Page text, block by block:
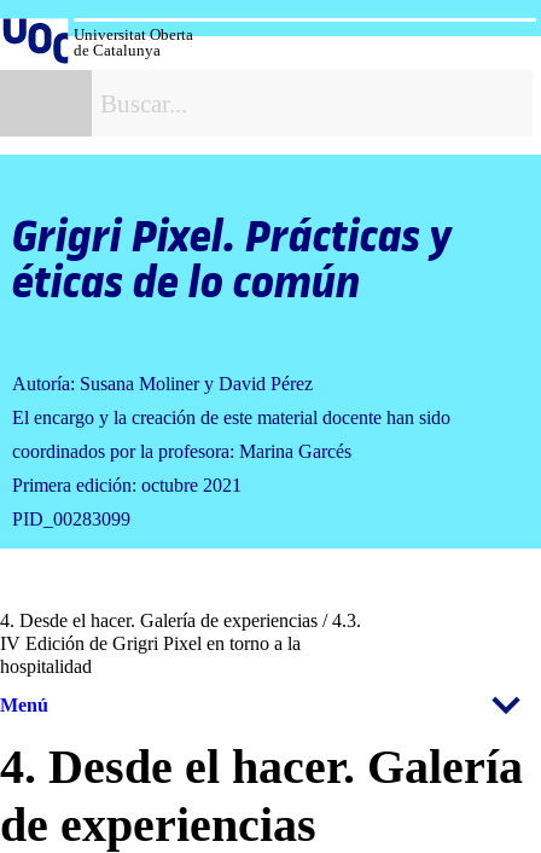
al
contenido
Universitat Oberta
de Catalunya
Grigri Pixel. Prácticas y
éticas de lo común
Autoría: Susana Moliner y David Pérez
El encargo y la creación de este material docente han sido
coordinados por la profesora: Marina Garcés
Primera edición: octubre 2021
PID_00283099
4. Desde el hacer. Galería de experiencias / 4.3.
IV Edición de Grigri Pixel en torno a la
hospitalidad
Menú
4. Desde el hacer. Galería
de experiencias